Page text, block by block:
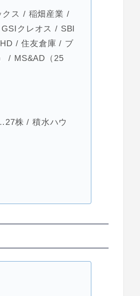
ス / 稲畑産業 /
クレオス / SBI
/ 住友倉庫 / ブ
/ MS&AD（25
株 / 積水ハウ